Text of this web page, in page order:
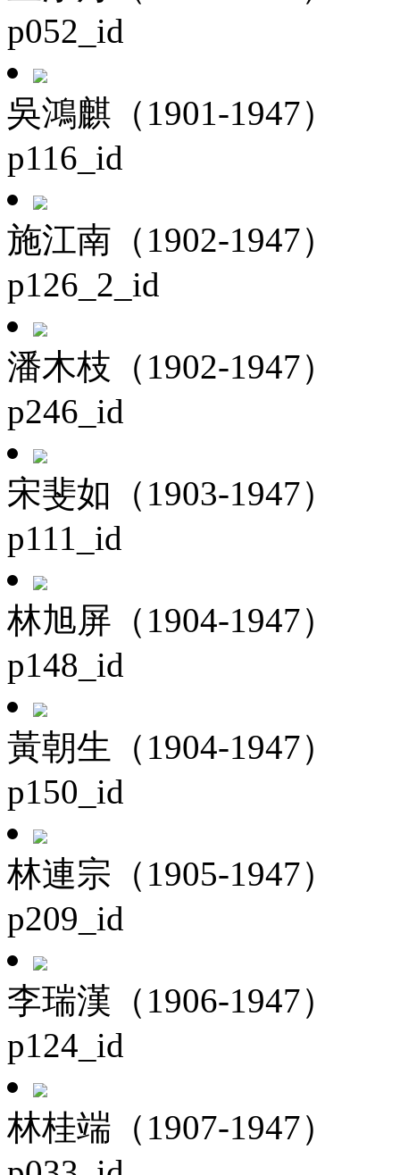
p052_id
吳鴻麒（1901-1947）
p116_id
施江南（1902-1947）
p126_2_id
潘木枝（1902-1947）
p246_id
宋斐如（1903-1947）
p111_id
林旭屏（1904-1947）
p148_id
黃朝生（1904-1947）
p150_id
林連宗（1905-1947）
p209_id
李瑞漢（1906-1947）
p124_id
林桂端（1907-1947）